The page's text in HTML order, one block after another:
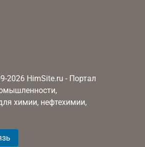
2026 HimSite.ru - Портал
химии, нефтехимии,